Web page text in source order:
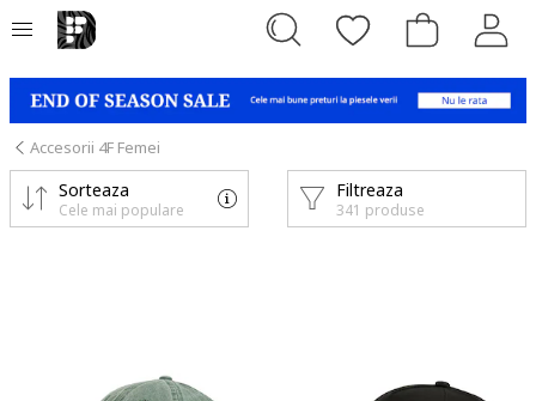
Accesorii 4F Femei
Filtreaza
341 produse
Sorteaza
Cele mai populare